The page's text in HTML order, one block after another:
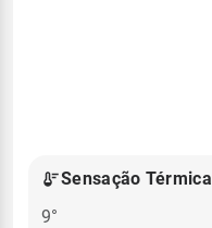
Sensação Térmica
9°